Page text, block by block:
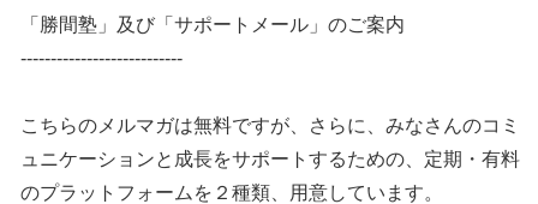
「勝間塾」及び「サポートメール」のご案内
---------------------------
こちらのメルマガは無料ですが、さらに、みなさんのコミ
ュニケーションと成長をサポートするための、定期・有料
のプラットフォームを２種類、用意しています。